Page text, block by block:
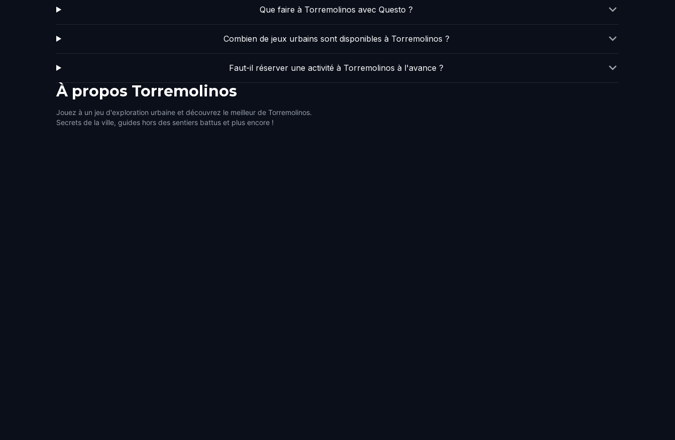
Que faire à Torremolinos avec Questo ?
Combien de jeux urbains sont disponibles à Torremolinos ?
Faut-il réserver une activité à Torremolinos à l'avance ?
À propos Torremolinos
Jouez à un jeu d'exploration urbaine et découvrez le meilleur de Torremolinos.
Secrets de la ville, guides hors des sentiers battus et plus encore !